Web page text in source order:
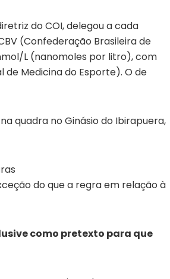
do COI, delegou a cada
(Confederação Brasileira de
L (nanomoles por litro), com
Medicina do Esporte). O de
quadra no Ginásio do Ibirapuera,
do que a regra em relação à
como pretexto para que